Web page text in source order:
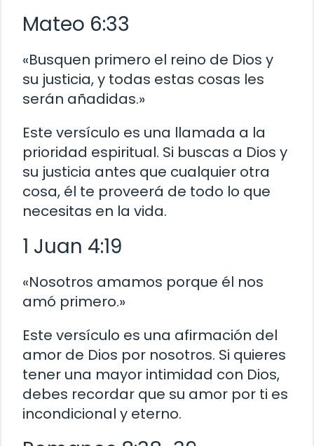
Mateo 6:33
«Busquen primero el reino de Dios y
su justicia, y todas estas cosas les
serán añadidas.»
Este versículo es una llamada a la
prioridad espiritual. Si buscas a Dios y
su justicia antes que cualquier otra
cosa, él te proveerá de todo lo que
necesitas en la vida.
1 Juan 4:19
«Nosotros amamos porque él nos
amó primero.»
Este versículo es una afirmación del
amor de Dios por nosotros. Si quieres
tener una mayor intimidad con Dios,
debes recordar que su amor por ti es
incondicional y eterno.